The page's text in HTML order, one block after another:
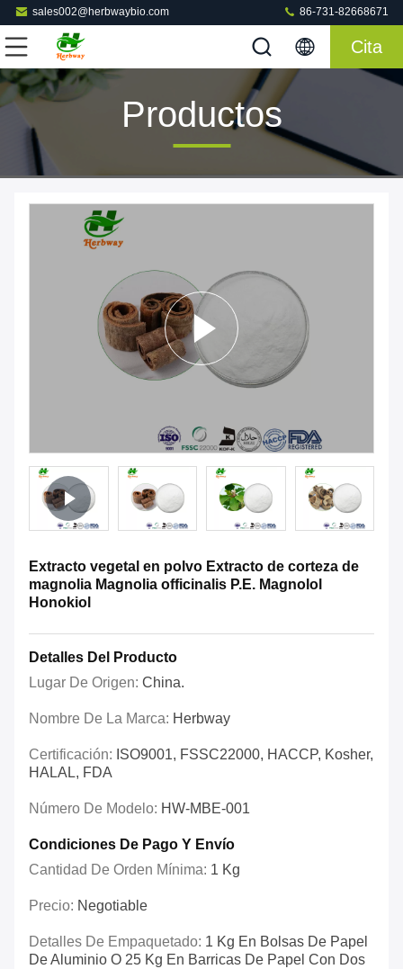
sales002@herbwaybio.com 86-731-82668671
Cita
Productos
Extracto vegetal en polvo Extracto de corteza de
magnolia Magnolia officinalis P.E. Magnolol
Honokiol
Detalles Del Producto
Lugar De Origen: China.
Nombre De La Marca: Herbway
Certificación: ISO9001, FSSC22000, HACCP, Kosher,
HALAL, FDA
Número De Modelo: HW-MBE-001
Condiciones De Pago Y Envío
Cantidad De Orden Mínima: 1 Kg
Precio: Negotiable
Detalles De Empaquetado: 1 Kg En Bolsas De Papel
De Aluminio O 25 Kg En Barricas De Papel Con Dos